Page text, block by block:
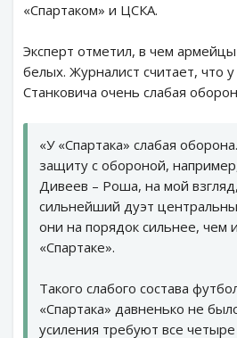
«Спартаком» и ЦСКА.
Эксперт отметил, в чем
белых. Журналист считает, что
Станковича очень слабая
«У «Спартака» слабая
защиту с обороной,
Дивеев – Роша, на мой
сильнейший дуэт
они на порядок сильнее, чем
«Спартаке».
Такого слабого состава
«Спартака» давненько не
усиления требуют все